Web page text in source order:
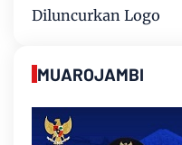
Diluncurkan Logo
MUAROJAMBI